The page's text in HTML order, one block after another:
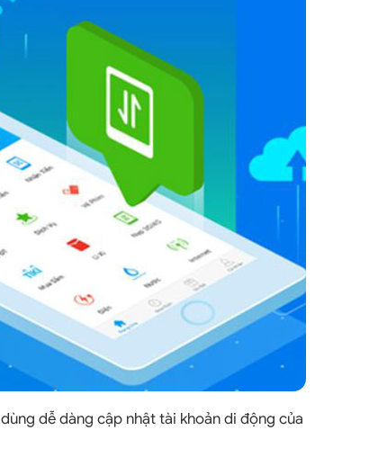
dễ dàng cập nhật tài khoản di động của